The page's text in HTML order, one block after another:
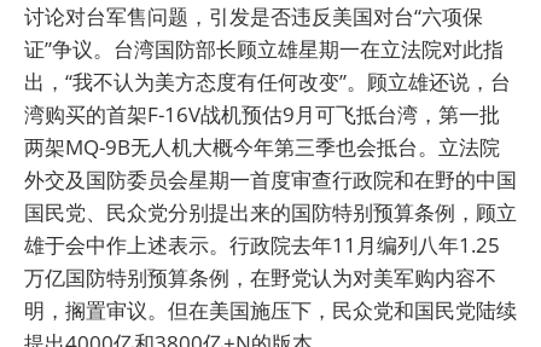
讨论对台军售问题，引发是否违反美国对台“六项保
证”争议。台湾国防部长顾立雄星期一在立法院对此指
出，“我不认为美方态度有任何改变”。顾立雄还说，台
湾购买的首架F-16V战机预估9月可飞抵台湾，第一批
两架MQ-9B无人机大概今年第三季也会抵台。立法院
外交及国防委员会星期一首度审查行政院和在野的中国
国民党、民众党分别提出来的国防特别预算条例，顾立
雄于会中作上述表示。行政院去年11月编列八年1.25
万亿国防特别预算条例，在野党认为对美军购内容不
明，搁置审议。但在美国施压下，民众党和国民党陆续